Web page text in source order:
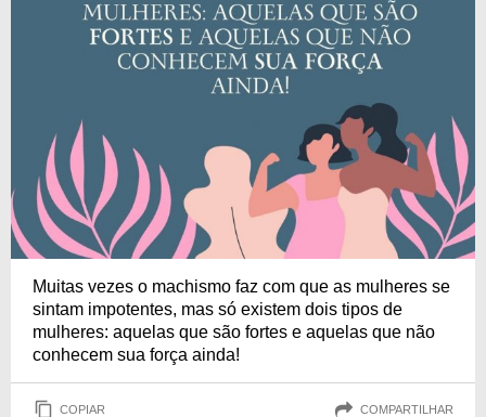
Muitas vezes o machismo faz com que as mulheres se
sintam impotentes, mas só existem dois tipos de
mulheres: aquelas que são fortes e aquelas que não
conhecem sua força ainda!
COPIAR COMPARTILHAR